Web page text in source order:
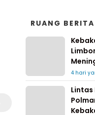
RUANG BERITA
4 hari
Lintas